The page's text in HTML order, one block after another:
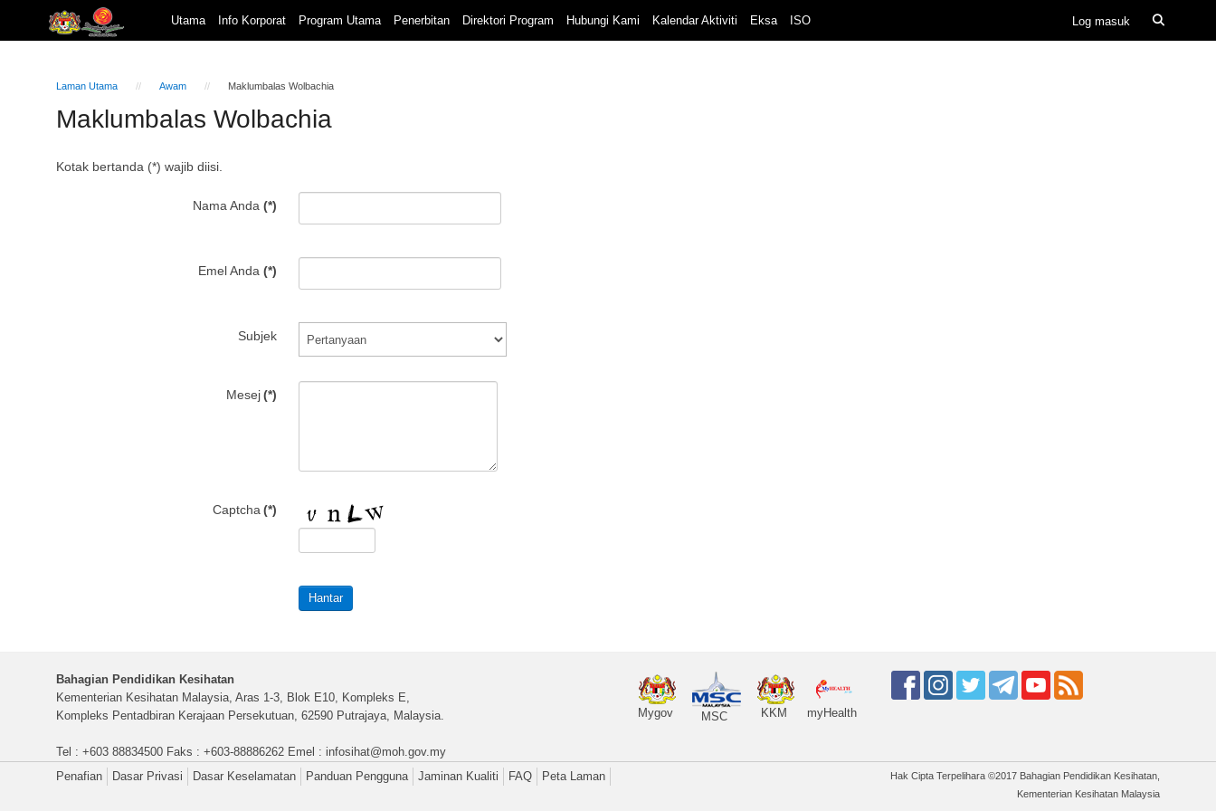
Utama Info Korporat Program Utama Penerbitan Direktori Program Hubungi Kami Kalendar Aktiviti Eksa ISO
Laman Utama Awam Maklumbalas Wolbachia
Maklumbalas Wolbachia
Kotak bertanda (*) wajib diisi.
Nama Anda (*)
Emel Anda (*)
Subjek
Mesej(*)
Captcha (*)
Hantar
Bahagian Pendidikan Kesihatan
Kementerian Kesihatan Malaysia, Aras 1-3, Blok E10, Kompleks E,
Kompleks Pentadbiran Kerajaan Persekutuan, 62590 Putrajaya, Malaysia.
Tel : +603 88834500 Faks : +603-88886262 Emel : infosihat@moh.gov.my
Mygov MSC KKM myHealth
Penafian Dasar Privasi Dasar Keselamatan Panduan Pengguna Jaminan Kualiti FAQ Peta Laman
Hak Cipta Terpelihara ©2017 Bahagian Pendidikan Kesihatan,
Kementerian Kesihatan Malaysia